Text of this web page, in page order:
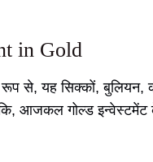
in Gold
से, यह सिक्कों, बुलियन,
आजकल गोल्ड